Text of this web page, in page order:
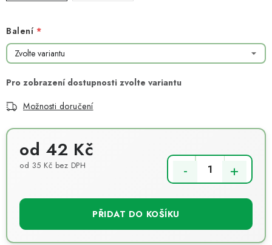
Balení
Možnosti doručení
od 42 Kč
od 35 Kč bez DPH
PŘIDAT DO KOŠÍKU